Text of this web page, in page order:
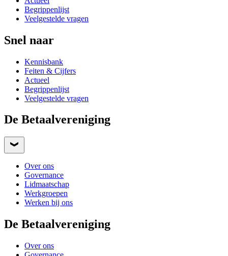
Begrippenlijst
Veelgestelde vragen
Snel naar
Kennisbank
Feiten & Cijfers
Actueel
Begrippenlijst
Veelgestelde vragen
De Betaalvereniging
Over ons
Governance
Lidmaatschap
Werkgroepen
Werken bij ons
De Betaalvereniging
Over ons